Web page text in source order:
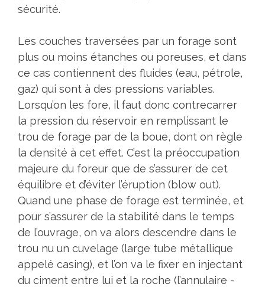
sécurité.
Les couches traversées par un forage sont
plus ou moins étanches ou poreuses, et dans
ce cas contiennent des fluides (eau, pétrole,
gaz) qui sont à des pressions variables.
Lorsqu’on les fore, il faut donc contrecarrer
la pression du réservoir en remplissant le
trou de forage par de la boue, dont on règle
la densité à cet effet. C’est la préoccupation
majeure du foreur que de s’assurer de cet
équilibre et d’éviter l’éruption (blow out).
Quand une phase de forage est terminée, et
pour s’assurer de la stabilité dans le temps
de l’ouvrage, on va alors descendre dans le
trou nu un cuvelage (large tube métallique
appelé casing), et l’on va le fixer en injectant
du ciment entre lui et la roche (l’annulaire -